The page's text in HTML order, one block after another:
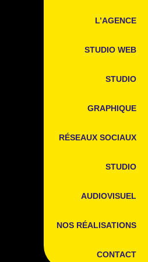
L’AGENCE
STUDIO WEB
STUDIO
GRAPHIQUE
RÉSEAUX SOCIAUX
STUDIO
AUDIOVISUEL
NOS RÉALISATIONS
CONTACT